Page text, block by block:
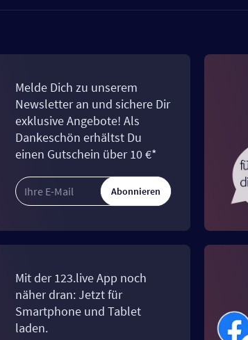
Melde Dich zu unserem
Newsletter an und sichere Dir
exklusive Angebote! Als
Dankeschön erhältst Du
einen Gutschein über 10 €*
Abonnieren
Mit der 123.live App noch
näher dran: Jetzt für
Smartphone und Tablet
laden.